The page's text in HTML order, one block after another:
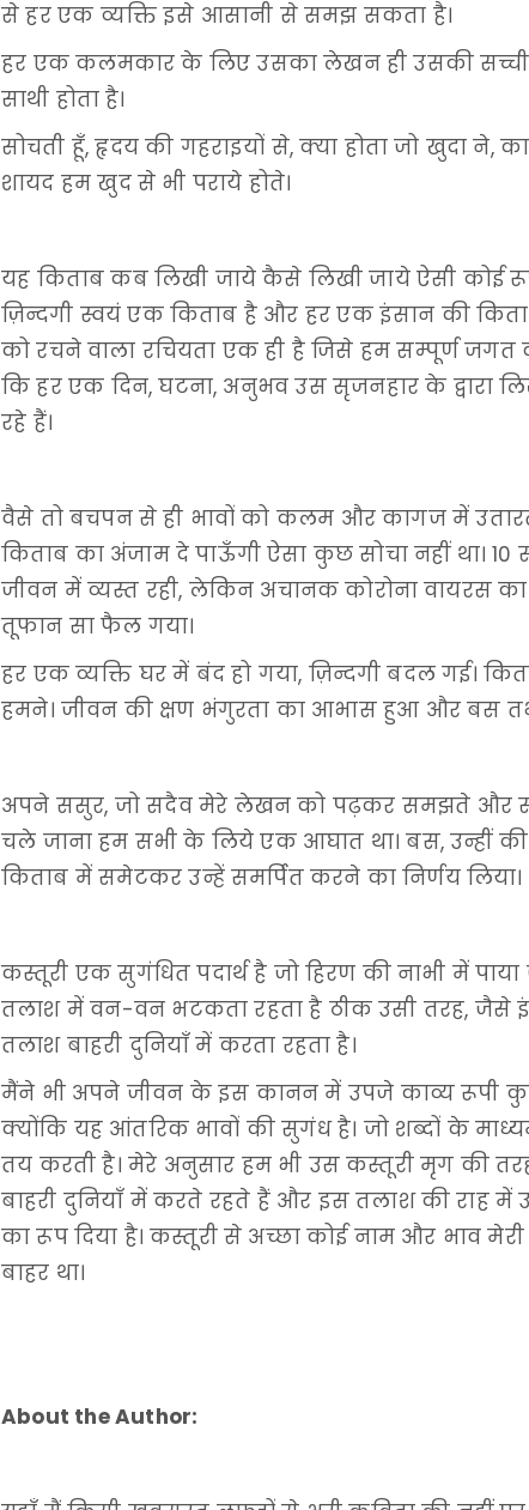
से हर एक व्यक्ति इसे आसानी से समझ सकता है।
हर एक कलमकार के लिए उसका लेखन ही उसकी सच्ची
साथी होता है।
सोचती हूँ, हृदय की गहराइयों से, क्या होता जो खुदा
शायद हम खुद से भी पराये होते।
यह किताब कब लिखी जाये कैसे लिखी जाये ऐसी कोई
ज़िन्दगी स्वयं एक किताब है और हर एक इंसान की
को रचने वाला रचियता एक ही है जिसे हम सम्पूर्ण जगत
कि हर एक दिन, घटना, अनुभव उस सृजनहार के द्वारा
रहे हैं।
वैसे तो बचपन से ही भावों को कलम और कागज में
किताब का अंजाम दे पाऊँगी ऐसा कुछ सोचा नहीं था।
जीवन में व्यस्त रही, लेकिन अचानक कोरोना वायरस
तूफान सा फैल गया।
हर एक व्यक्ति घर में बंद हो गया, ज़िन्दगी बदल गई।
हमने। जीवन की क्षण भंगुरता का आभास हुआ और बस
अपने ससुर, जो सदैव मेरे लेखन को पढ़कर समझते और
चले जाना हम सभी के लिये एक आघात था। बस, उन्हीं
किताब में समेटकर उन्हें समर्पित करने का निर्णय लिया।
कस्तूरी एक सुगंधित पदार्थ है जो हिरण की नाभी में
तलाश में वन-वन भटकता रहता है ठीक उसी तरह, जैसे
तलाश बाहरी दुनियाँ में करता रहता है।
मैंने भी अपने जीवन के इस कानन में उपजे काव्य रूपी
क्योंकि यह आंतरिक भावों की सुगंध है। जो शब्दों के
तय करती है। मेरे अनुसार हम भी उस कस्तूरी मृग की
बाहरी दुनियाँ में करते रहते हैं और इस तलाश की राह
का रूप दिया है। कस्तूरी से अच्छा कोई नाम और भाव
बाहर था।
About the Author: